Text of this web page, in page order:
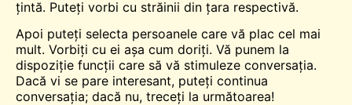
țintă. Puteți vorbi cu străinii din țara respectivă.
Apoi puteți selecta persoanele care vă plac cel mai
mult. Vorbiți cu ei așa cum doriți. Vă punem la
dispoziție funcții care să vă stimuleze conversația.
Dacă vi se pare interesant, puteți continua
conversația; dacă nu, treceți la următoarea!